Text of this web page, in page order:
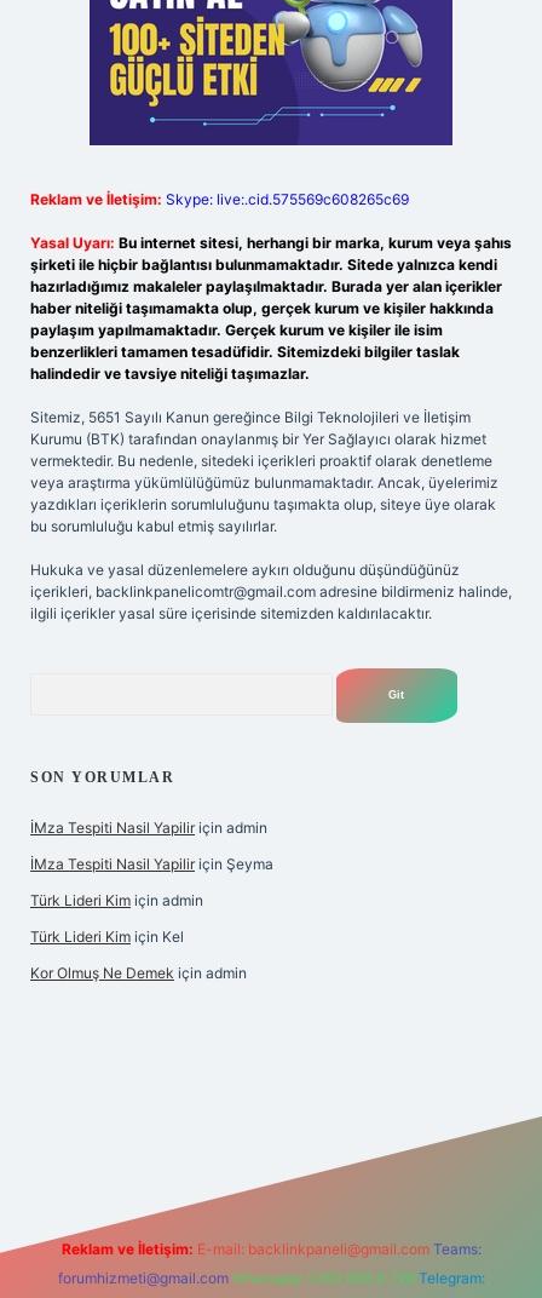
Reklam ve İletişim: Skype: live:.cid.575569c608265c69
Yasal Uyarı: Bu internet sitesi, herhangi bir marka, kurum veya şahıs
şirketi ile hiçbir bağlantısı bulunmamaktadır. Sitede yalnızca kendi
hazırladığımız makaleler paylaşılmaktadır. Burada yer alan içerikler
haber niteliği taşımamakta olup, gerçek kurum ve kişiler hakkında
paylaşım yapılmamaktadır. Gerçek kurum ve kişiler ile isim
benzerlikleri tamamen tesadüfidir. Sitemizdeki bilgiler taslak
halindedir ve tavsiye niteliği taşımazlar.
Sitemiz, 5651 Sayılı Kanun gereğince Bilgi Teknolojileri ve İletişim
Kurumu (BTK) tarafından onaylanmış bir Yer Sağlayıcı olarak hizmet
vermektedir. Bu nedenle, sitedeki içerikleri proaktif olarak denetleme
veya araştırma yükümlülüğümüz bulunmamaktadır. Ancak, üyelerimiz
yazdıkları içeriklerin sorumluluğunu taşımakta olup, siteye üye olarak
bu sorumluluğu kabul etmiş sayılırlar.
Hukuka ve yasal düzenlemelere aykırı olduğunu düşündüğünüz
içerikleri, backlinkpanelicomtr@gmail.com adresine bildirmeniz halinde,
ilgili içerikler yasal süre içerisinde sitemizden kaldırılacaktır.
SON YORUMLAR
İMza Tespiti Nasil Yapilir için admin
İMza Tespiti Nasil Yapilir için Şeyma
Türk Lideri Kim için admin
Türk Lideri Kim için Kel
Kor Olmuş Ne Demek için admin
Reklam ve İletişim: E-mail: backlinkpaneli@gmail.com Teams:
forumhizmeti@gmail.com Whatsapp: 0262 606 0 726 Telegram: